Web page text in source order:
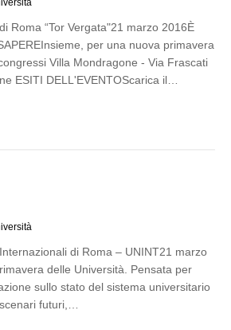
Roma “Tor Vergata"21 marzo 2016È
per una nuova primavera
Villa Mondragone - Via Frascati
ESITI DELL'EVENTOScarica il…
di Roma – UNINT21 marzo
delle Università. Pensata per
sullo stato del sistema universitario
futuri,…